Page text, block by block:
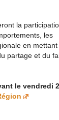
la
les
en mettant
partage et du
le vendredi